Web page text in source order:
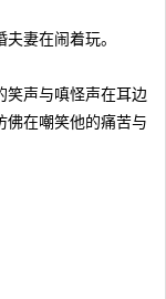
妻在闹着玩。
笑声与嗔怪声在耳边
佛在嘲笑他的痛苦与